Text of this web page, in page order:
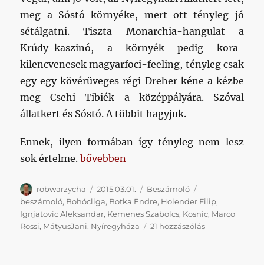
meg a Sóstó környéke, mert ott tényleg jó
sétálgatni. Tiszta Monarchia-hangulat a
Krúdy-kaszinó, a környék pedig kora-
kilencvenesek magyarfoci-feeling, tényleg csak
egy egy kövérüveges régi Dreher kéne a kézbe
meg Csehi Tibiék a középpályára. Szóval
állatkert és Sóstó. A többit hagyjuk.
Ennek, ilyen formában így tényleg nem lesz
sok értelme.„Tavasz-érzés helyett szögbeverés”
bővebben
Szerző
robwarzycha Közzétéve
2015.03.01. Kategória
Beszámoló
beszámoló, Bohócliga, Botka Endre, Holender Filip,
Ignjatovic Aleksandar, Kemenes Szabolcs, Kosnic, Marco
Rossi, MátyusJani, Nyíregyháza 21 hozzászólásTavasz-